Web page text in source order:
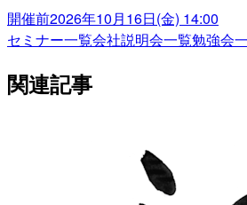
開催前2026年10月16日(金) 14:00
セミナー一覧会社説明会一覧勉強会
関連記事